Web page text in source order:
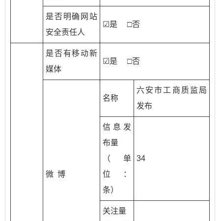
是否明确网站
安全责任人
☑是 □否
是否有移动新
媒体
☑是 □否
微 博
名称
六安市工商质监局
发布
信息发
布量
（单
位：
条）
34
关注量